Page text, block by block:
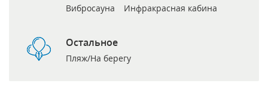
Вибросауна Инфракрасная кабина
Остальное
Пляж/На берегу